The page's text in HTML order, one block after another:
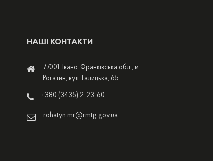
НАШІ КОНТАКТИ
77001, Івано-Франківська обл., м.
Рогатин, вул. Галицька, 65
+380 (3435) 2-23-60
rohatyn.mr@rmtg.gov.ua